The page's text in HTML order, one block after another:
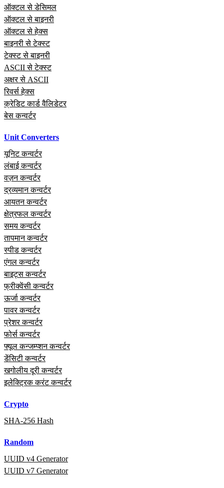
ऑक्टल से डेसिमल
ऑक्टल से बाइनरी
ऑक्टल से हेक्स
बाइनरी से टेक्स्ट
टेक्स्ट से बाइनरी
ASCII से टेक्स्ट
अक्षर से ASCII
रिवर्स हेक्स
क्रेडिट कार्ड वैलिडेटर
बेस कन्वर्टर
Unit Converters
यूनिट कन्वर्टर
लंबाई कन्वर्टर
वज़न कन्वर्टर
द्रव्यमान कन्वर्टर
आयतन कन्वर्टर
क्षेत्रफल कन्वर्टर
समय कन्वर्टर
तापमान कन्वर्टर
स्पीड कन्वर्टर
एंगल कन्वर्टर
बाइट्स कन्वर्टर
फ्रीक्वेंसी कन्वर्टर
ऊर्जा कन्वर्टर
पावर कन्वर्टर
प्रेशर कन्वर्टर
फोर्स कन्वर्टर
फ्यूल कन्जम्प्शन कन्वर्टर
डेंसिटी कन्वर्टर
खगोलीय दूरी कन्वर्टर
इलेक्ट्रिक करंट कन्वर्टर
Crypto
SHA-256 Hash
Random
UUID v4 Generator
UUID v7 Generator